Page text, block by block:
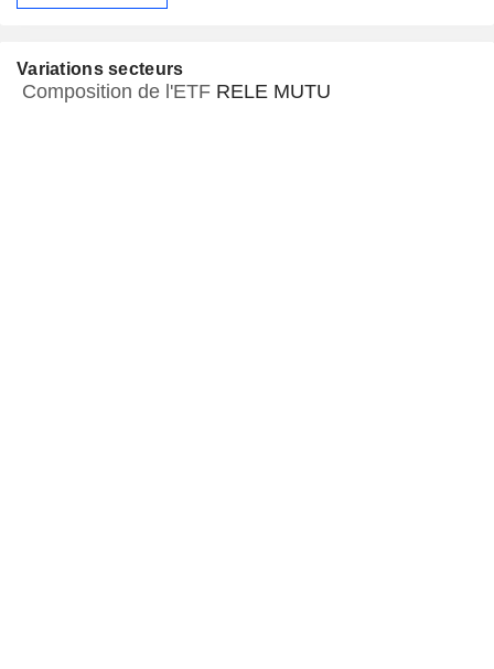
Variations secteurs
Composition de l'ETF RELE MUTU